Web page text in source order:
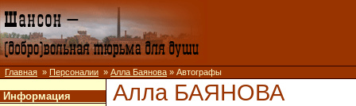
Главная » Персоналии » Алла Баянова » Автографы
Информация Алла БАЯНОВА